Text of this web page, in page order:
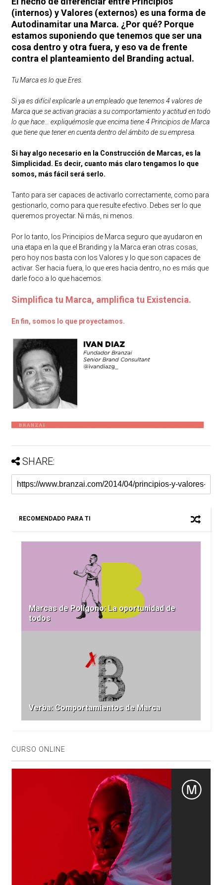
(internos) y Valores (externos) es una forma de
Autodinamitar una Marca. ¿Por qué? Porque
estamos suponiendo que tenemos que ser una
cosa dentro y otra fuera, y eso va de frente
contra el planteamiento del Branding actual.
Tu Marca es lo que Eres.
Si ya es difícil explicarle a un empleado que tenemos 4 valores de
Marca que se activan gracias a su comportamiento y actitud en todo
lo que hace… expliquémosle que encima tiene 4 Principios de Marca
que tiene que tener en cuenta dentro del ámbito de su empresa.
Si hay algo necesario en la Construcción de Marcas, es la
Simplicidad. Es decir, cuanto más claro tengamos lo que
somos, más fácil será serlo.
Tanto para ser capaces de activarlo correctamente, como para
gestionarlo, como para que resulte efectivo. Debes ser lo que
queremos proyectar. Ni más, ni menos.
Por lo tanto, los Principios de Marca seguro que ayudaron en
una etapa en la que el Branding y la Marca eran otras cosas,
pero hoy nos basta con los Valores y lo que son capaces de
activar. Ser hacia fuera, lo que eres hacia dentro, no es más que
darle foco a lo que hacemos.
Simplifica tu Marca, amplifica tu Existencia.
En fin, somos lo que proyectamos.
SHARE:
RECOMENDADO PARA TI
Marcas de Polígono: La oportunidad de
todos
Verba: Comportamientos de Marca
CURSO ONLINE